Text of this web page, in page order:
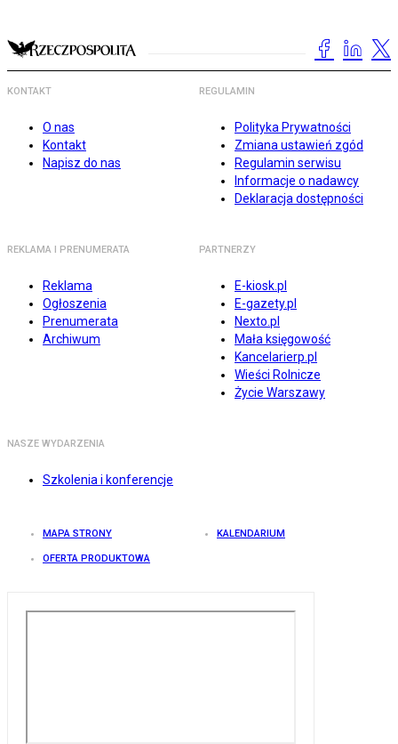
KONTAKT
O nas
Kontakt
Napisz do nas
REGULAMIN
Polityka Prywatności
Zmiana ustawień zgód
Regulamin serwisu
Informacje o nadawcy
Deklaracja dostępności
REKLAMA I PRENUMERATA
Reklama
Ogłoszenia
Prenumerata
Archiwum
PARTNERZY
E-kiosk.pl
E-gazety.pl
Nexto.pl
Mała księgowość
Kancelarierp.pl
Wieści Rolnicze
Życie Warszawy
NASZE WYDARZENIA
Szkolenia i konferencje
MAPA STRONY KALENDARIUM
OFERTA PRODUKTOWA